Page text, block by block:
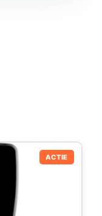
ACTIE